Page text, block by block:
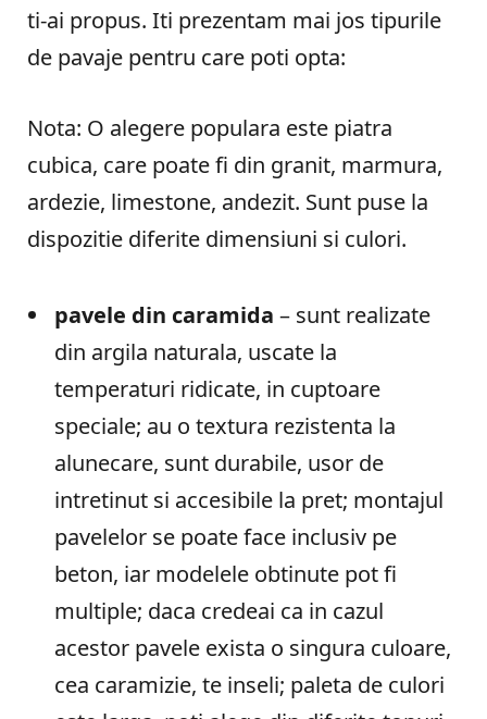
ti-ai propus. Iti prezentam mai jos tipurile
de pavaje pentru care poti opta:
Nota: O alegere populara este piatra
cubica, care poate fi din granit, marmura,
ardezie, limestone, andezit. Sunt puse la
dispozitie diferite dimensiuni si culori.
pavele din caramida – sunt realizate
din argila naturala, uscate la
temperaturi ridicate, in cuptoare
speciale; au o textura rezistenta la
alunecare, sunt durabile, usor de
intretinut si accesibile la pret; montajul
pavelelor se poate face inclusiv pe
beton, iar modelele obtinute pot fi
multiple; daca credeai ca in cazul
acestor pavele exista o singura culoare,
cea caramizie, te inseli; paleta de culori